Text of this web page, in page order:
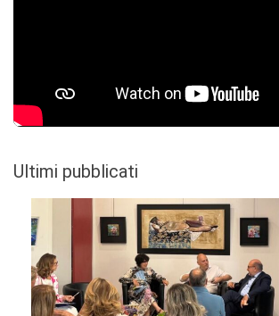
Ultimi pubblicati